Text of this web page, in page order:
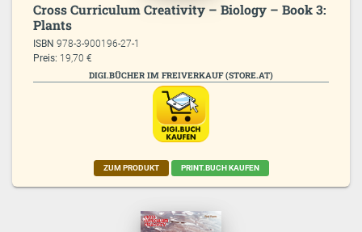
Cross Curriculum Creativity – Biology – Book 3:
Plants
ISBN978-3-900196-27-1
Preis: 19,70 €
DIGI.BÜCHER IM FREIVERKAUF (STORE.AT)
ZUM PRODUKT PRINT.BUCH KAUFEN